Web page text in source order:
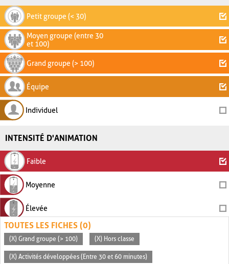
Petit groupe (< 30)
Moyen groupe (entre 30
et 100)
Grand groupe (> 100)
Équipe
Individuel
INTENSITÉ D'ANIMATION
Faible
Moyenne
Élevée
TOUTES LES FICHES (0)
(X) Grand groupe (> 100) (X) Hors classe
(X) Activités développées (Entre 30 et 60 minutes)